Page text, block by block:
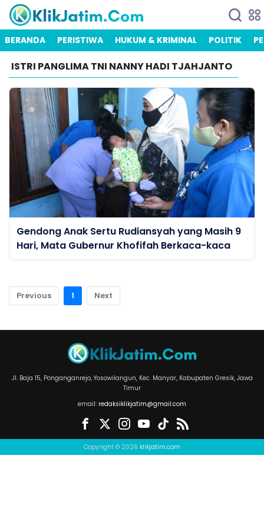
BERANDA PERISTIWA HUKUM & KRIMINAL POLITIK
ISTRI PANGLIMA TNI NANNY HADI TJAHJANTO
Gendong Anak Sertu Rudiansyah yang Masih 9
Hari, Mata Gubernur Khofifah Berkaca-kaca
Previous 1 Next
Jl. Baja 15, Ponganganrejo, Yosowilangun, Kec. Manyar, Kabupaten Gresik, Jawa
Timur
email: redaksiklikjatim@gmail.com
Copyright © 2026 klikjatim.com